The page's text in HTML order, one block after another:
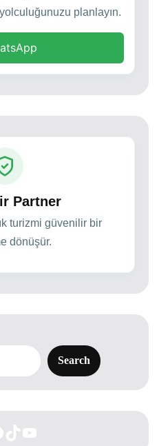
planlayın.
Partner
turizmi güvenilir bir
dönüşür.
Search